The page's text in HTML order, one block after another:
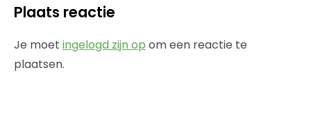
Plaats reactie
Je moet ingelogd zijn op om een reactie te
plaatsen.